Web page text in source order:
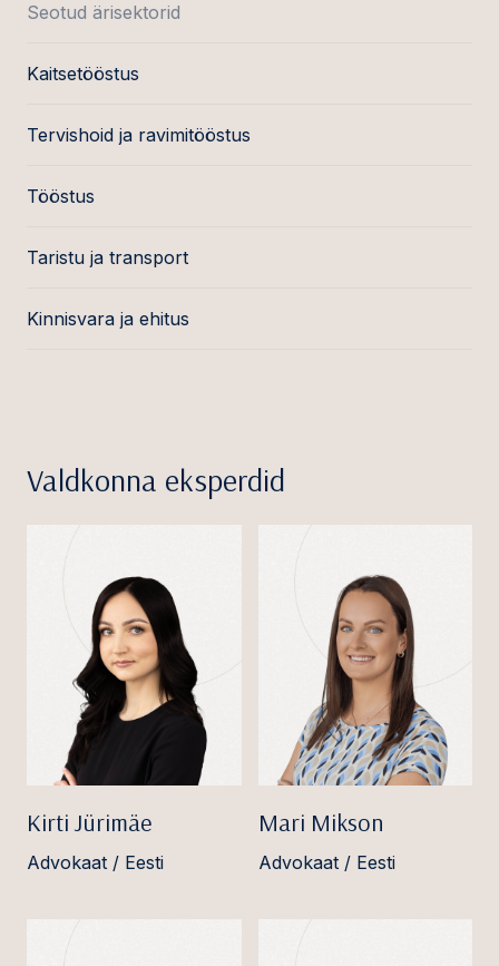
Seotud ärisektorid
Kaitsetööstus
Tervishoid ja ravimitööstus
Tööstus
Taristu ja transport
Kinnisvara ja ehitus
Valdkonna eksperdid
Kirti Jürimäe
Advokaat / Eesti
Mari Mikson
Advokaat / Eesti